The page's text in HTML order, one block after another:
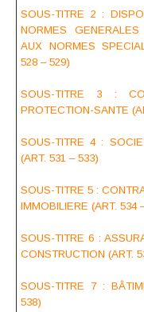
SOUS-TITRE 2 :
NORMES
AUX NORMES
528 – 529)
SOUS-TITRE 3 :
PROTECTION-SANTE
SOUS-TITRE 4 :
(ART. 531 – 533)
SOUS-TITRE 5 :
IMMOBILIERE (ART. 534
SOUS-TITRE 6 :
CONSTRUCTION (ART.
SOUS-TITRE 7 :
538)